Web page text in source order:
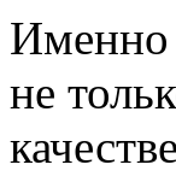
Именно
не